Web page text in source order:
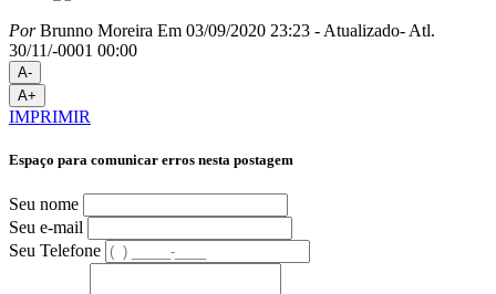
PorBrunno Moreira Em 03/09/2020 23:23 - Atualizado- Atl.
30/11/-0001 00:00
A-
A+
IMPRIMIR
Espaço para comunicar erros nesta postagem
Seu nome
Seu e-mail
Seu Telefone